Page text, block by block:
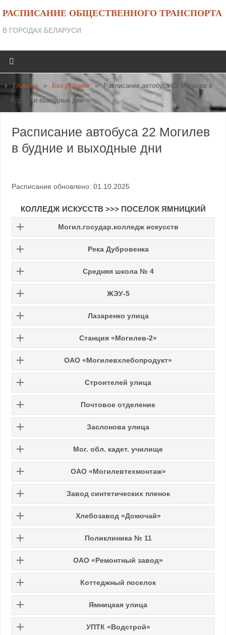
РАСПИСАНИЕ ОБЩЕСТВЕННОГО ТРАНСПОРТА
В ГОРОДАХ БЕЛАРУСИ
Главная » Без рубрики » Расписание автобуса 22 Могилев в
будние и выходные дни
Расписание автобуса 22 Могилев
в будние и выходные дни
Расписание обновлено: 01.10.2025
КОЛЛЕДЖ ИСКУССТВ >>> ПОСЕЛОК ЯМНИЦКИЙ
Могил.государ.колледж искусств
Река Дубровенка
Средняя школа № 4
ЖЭУ-5
Лазаренко улица
Станция «Могилев-2»
ОАО «Могилевхлебопродукт»
Строителей улица
Почтовое отделение
Заслонова улица
Мог. обл. кадет. училище
ОАО «Могилевтехмонтаж»
Завод синтетических пленок
Хлебозавод «Домочай»
Поликлиника № 11
ОАО «Ремонтный завод»
Коттеджный поселок
Ямницкая улица
УПТК «Водстрой»